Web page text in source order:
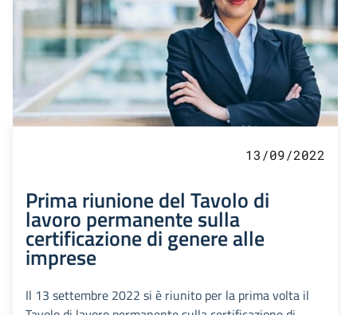
13/09/2022
Prima riunione del Tavolo di
lavoro permanente sulla
certificazione di genere alle
imprese
Il 13 settembre 2022 si è riunito per la prima volta il